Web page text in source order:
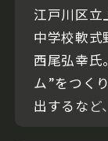
江戸川区立
中学校軟式
西尾弘幸氏
ム”をつく
出するな